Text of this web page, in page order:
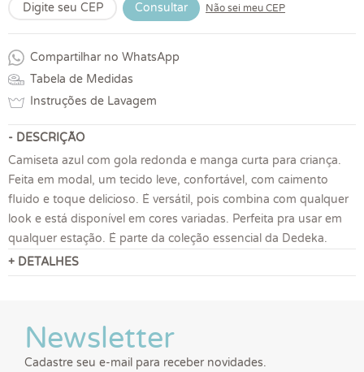
Consultar
Não sei meu CEP
Compartilhar no WhatsApp
Tabela de Medidas
Instruções de Lavagem
- DESCRIÇÃO
Camiseta azul com gola redonda e manga curta para criança.
Feita em modal, um tecido leve, confortável, com caimento
fluido e toque delicioso. É versátil, pois combina com qualquer
look e está disponível em cores variadas. Perfeita pra usar em
qualquer estação. É parte da coleção essencial da Dedeka.
+ DETALHES
Newsletter
Cadastre seu e-mail para receber novidades.